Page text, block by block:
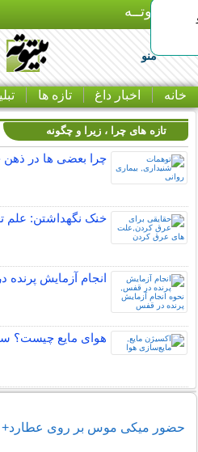
بـیتوتــه
منو
خانه اخبار داغ تازه ها
تازه های چرا ، زیرا و چگونه
چرا بعضی ها در
خنک نگهداشتن: علم
انجام آزمایش
هوای مایع چیست؟
حضور میکی موس بر روی